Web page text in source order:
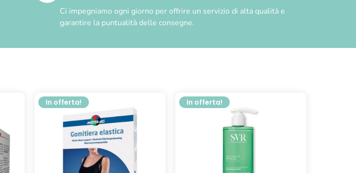
Ci impegniamo ogni giorno per offrire un servizio di alta qualità e
garantire la puntualità delle consegne.
In offerta! In offerta!